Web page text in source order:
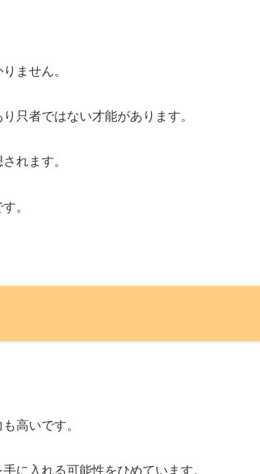
ません。
只者ではない才能があります。
れます。
。
高いです。
に入れる可能性をひめています。